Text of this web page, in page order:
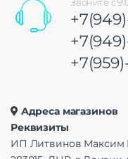
Адреса магазинов
Реквизиты
ИП Литвинов Максим